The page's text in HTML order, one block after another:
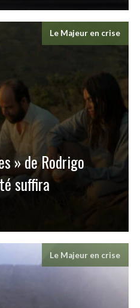
Le Majeur en crise
» de Rodrigo
suffira
Le Majeur en crise